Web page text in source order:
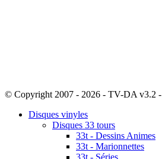
© Copyright 2007 - 2026 - TV-DA v3.2 -
Disques vinyles
Disques 33 tours
33t - Dessins Animes
33t - Marionnettes
33t - Séries